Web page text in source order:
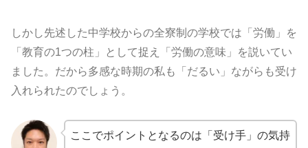
しかし先述した中学校からの全寮制の学校では「労働」を
「 教育の1つの柱」として捉え「労働の意味」を説いてい
ました。 だから多感な時期の私も「だるい」 ながらも受け
入れられたのでしょう。
ここでポイントとなるのは「受け手」の気持